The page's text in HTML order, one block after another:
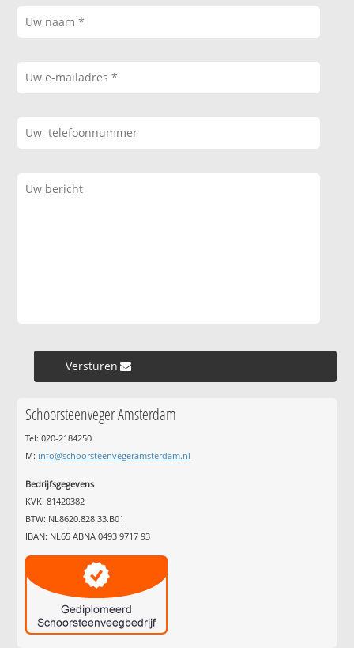
Versturen »
Schoorsteenveger Amsterdam
Tel: 020-2184250
M: info@schoorsteenvegeramsterdam.nl
Bedrijfsgegevens
KVK: 81420382
BTW: NL8620.828.33.B01
IBAN: NL65 ABNA 0493 9717 93